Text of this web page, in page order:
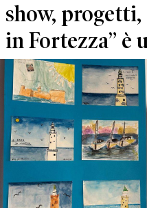
show, progetti,
in Fortezza” è